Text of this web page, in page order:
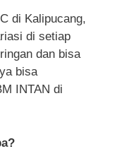
di Kalipucang,
di setiap
dan bisa
bisa
INTAN di